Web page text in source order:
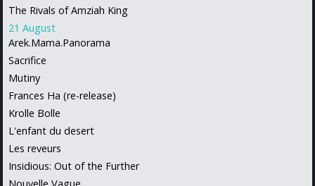
The Rivals of Amziah King
21 August
Arek.Mama.Panorama
Sacrifice
Mutiny
Frances Ha (re-release)
Krolle Bolle
L'enfant du desert
Les reveurs
Insidious: Out of the Further
Nouvelle Vague